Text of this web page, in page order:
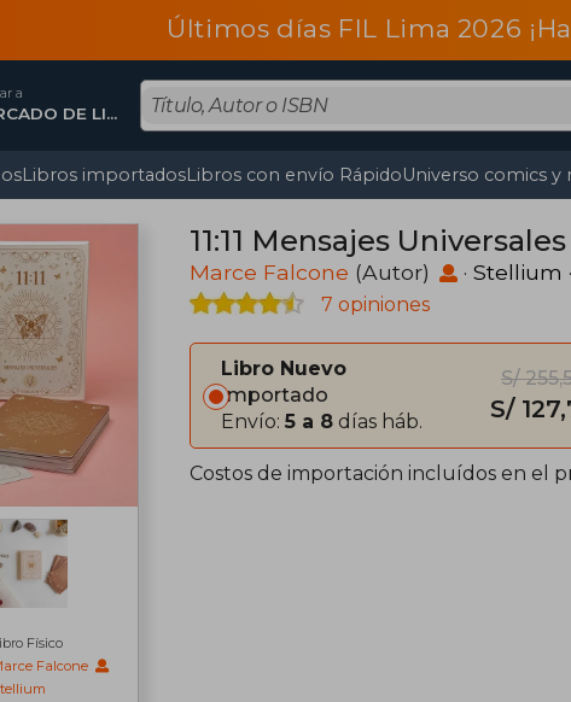
Últimos días FIL Lima 2026
a
CERCADO DE LIMA, Lima
Libros importadosLibros con envío RápidoUniverso comics y
Físico
Falcone
11:11 Mensajes Universales
Marce Falcone (Autor) · Stellium
7 opiniones
Libro Nuevo
Importado
Envío: 5 a 8 días háb.
S/
S/
Costos de importación incluídos en el